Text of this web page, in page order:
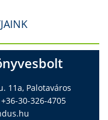
11a, Palotaváros
30-326-4705